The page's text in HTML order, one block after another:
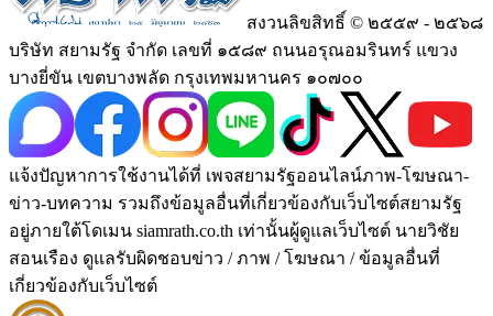
สงวนลิขสิทธิ์ © ๒๕๕๙ - ๒๕๖๘
บริษัท สยามรัฐ จำกัด เลขที่ ๑๕๘๙ ถนนอรุณอมรินทร์ แขวง
บางยี่ขัน เขตบางพลัด กรุงเทพมหานคร ๑๐๗๐๐
แจ้งปัญหาการใช้งานได้ที่ เพจสยามรัฐออนไลน์ภาพ-โฆษณา-
ข่าว-บทความ รวมถึงข้อมูลอื่นที่เกี่ยวข้องกับเว็บไซต์สยามรัฐ
อยู่ภายใต้โดเมน siamrath.co.th เท่านั้นผู้ดูแลเว็บไซต์ นายวิชัย
สอนเรือง ดูแลรับผิดชอบข่าว / ภาพ / โฆษณา / ข้อมูลอื่นที่
เกี่ยวข้องกับเว็บไซต์